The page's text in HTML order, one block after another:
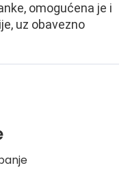
omogućena je i
uz obavezno